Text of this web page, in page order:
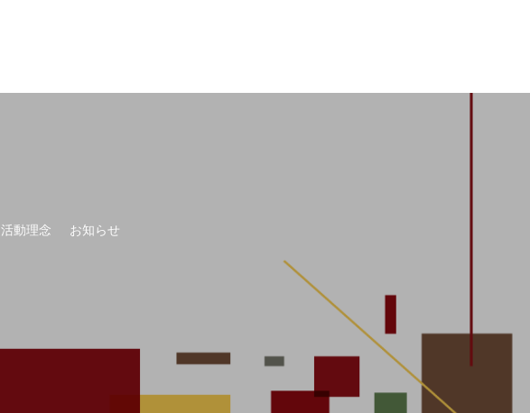
活動理念 お知らせ